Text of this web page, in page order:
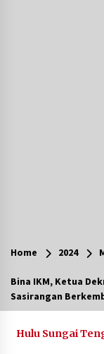
Home 2024
Bina IKM, Ketua
Sasirangan
Hulu Sungai